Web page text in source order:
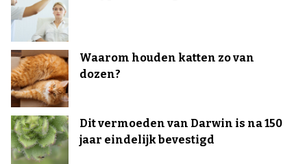
Waarom houden katten zo van
dozen?
Dit vermoeden van Darwin is na 150
jaar eindelijk bevestigd